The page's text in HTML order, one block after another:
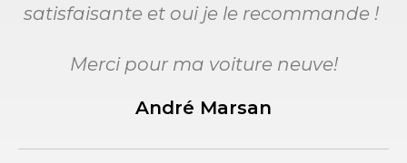
satisfaisante et oui je le recommande !
Merci pour ma voiture neuve!
André Marsan